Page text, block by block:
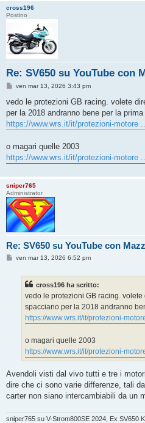
cross196
Postino
Re: SV650 su YouTube con
M
s
a
g
g
o
ven mar 13, 2026 3:43 pm
vedo le protezioni GB racing. volete
per la 2018 andranno bene per la
https://www.wrs.it/it/protezioni-motore
o magari quelle 2003
https://www.wrs.it/it/protezioni-motore
sniper765
Administrator
Re: SV650 su YouTube con
Mven mar 13, 2026 6:52 pm
cross196 ha scritto:
vedo le protezioni GB racing.
spacciano per la 2018 andranno
https://www.wrs.it/it/protezioni-
o magari quelle 2003
https://www.wrs.it/it/protezioni-
Avendoli visti dal vivo tutti e tre i
dire che ci sono varie differenze, tali
carter non siano intercambiabili da un
sniper765 su V-Strom800SE 2024, Ex SV650